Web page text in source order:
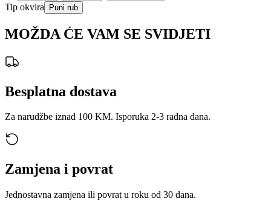
Tip okvira Puni rub
MOŽDA ĆE VAM SE SVIDJETI
Besplatna dostava
Za narudžbe iznad 100 KM. Isporuka 2-3 radna dana.
Zamjena i povrat
Jednostavna zamjena ili povrat u roku od 30 dana.